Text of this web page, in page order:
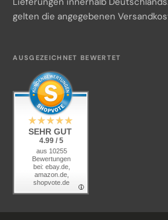
Beschaffungsservice
KI-Transparenz
gelten die angegebenen
AUSGEZEICHNET BEWERTET
SEHR GUT
4.99 / 5
aus 10255
Bewertungen
bei: ebay.de,
amazon.de,
shopvote.de